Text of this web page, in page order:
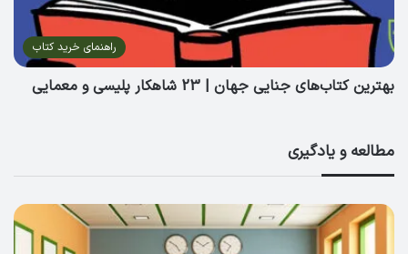
راهنمای خرید کتاب
بهترین کتاب‌های جنایی جهان | 23 شاهکار پلیسی و معمایی
مطالعه و یادگیری